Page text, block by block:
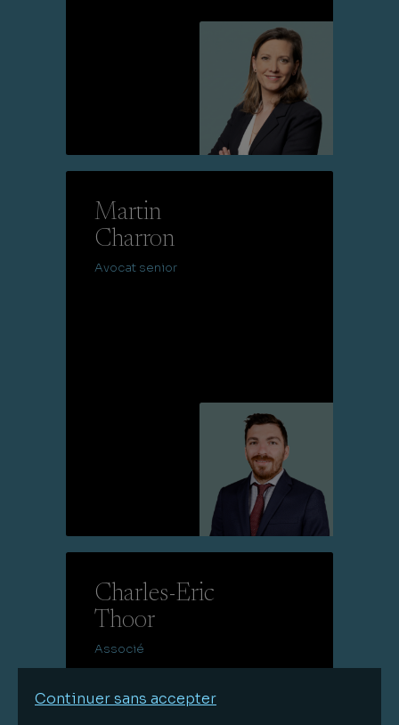
Martin
Charron
Avocat senior
Charles-Eric
Thoor
Associé
Continuer sans accepter